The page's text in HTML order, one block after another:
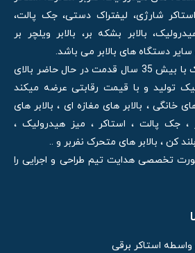
شارژی، لیفتراک دستی، جک پالت،
بالابر بشکه بر، بالابر ویلچر بر
دستگاه های بالابر می باشد.
همچنین شرکت ایران یدک با بیش 35 سال قدمت در حال حاضر بالای
تولید و با قیمت رقابتی عرضه میکند
خانگی ، بالابر های مغازه ای ، بالابر های
، جک پالت ، استاکر ، میز هیدرولیک ،
کن ، بالابر های متحرک نفربر و ..
تخصصی هدایت تیم طراحی و اجرایی را
استاکر برقی